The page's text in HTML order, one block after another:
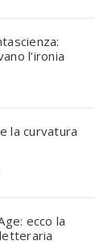
l’ironia
la curvatura
ecco la